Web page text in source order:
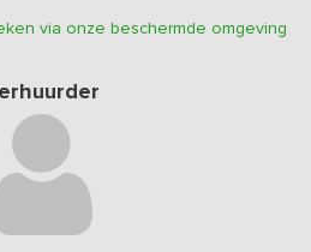
via onze beschermde omgeving